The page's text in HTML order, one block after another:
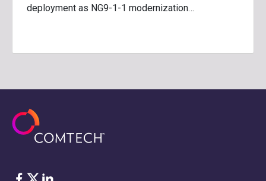
deployment as NG9-1-1 modernization…